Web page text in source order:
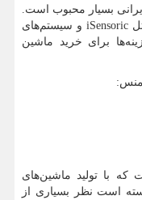
بسیار محبوب است.
iSensoric و سیستم‌های
برای خرید ماشین
که با تولید ماشین‌های
است نظر بسیاری از